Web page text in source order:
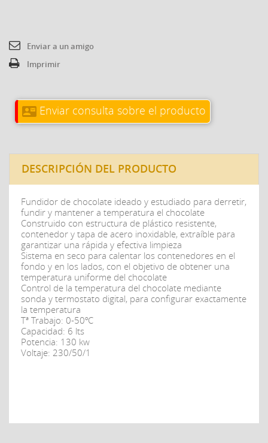
Enviar a un amigo
Imprimir
contact_mail Enviar consulta sobre el producto
DESCRIPCIÓN DEL PRODUCTO
Fundidor de chocolate ideado y estudiado para derretir,
fundir y mantener a temperatura el chocolate
Construido con estructura de plástico resistente,
contenedor y tapa de acero inoxidable, extraíble para
garantizar una rápida y efectiva limpieza
Sistema en seco para calentar los contenedores en el
fondo y en los lados, con el objetivo de obtener una
temperatura uniforme del chocolate
Control de la temperatura del chocolate mediante
sonda y termostato digital, para configurar exactamente
la temperatura
Tª Trabajo: 0-50ºC
Capacidad: 6 lts
Potencia: 130 kw
Voltaje: 230/50/1